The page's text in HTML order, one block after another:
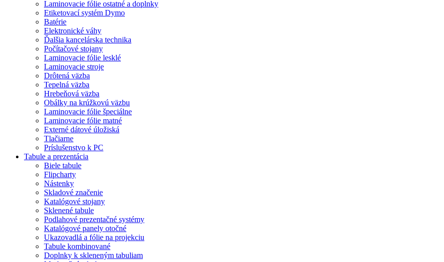
Laminovacie fólie ostatné a doplnky
Etiketovací systém Dymo
Batérie
Elektronické váhy
Ďalšia kancelárska technika
Počítačové stojany
Laminovacie fólie lesklé
Laminovacie stroje
Drôtená väzba
Tepelná väzba
Hrebeňová väzba
Obálky na krúžkovú väzbu
Laminovacie fólie špeciálne
Laminovacie fólie matné
Externé dátové úložiská
Tlačiarne
Príslušenstvo k PC
Tabule a prezentácia
Biele tabule
Flipcharty
Nástenky
Skladové značenie
Katalógové stojany
Sklenené tabule
Podlahové prezentačné systémy
Katalógové panely otočné
Ukazovadlá a fólie na projekciu
Tabule kombinované
Doplnky k skleneným tabuliam